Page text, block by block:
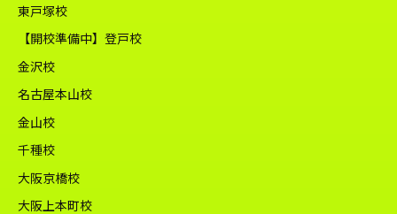
東戸塚校
【開校準備中】登戸校
金沢校
名古屋本山校
金山校
千種校
大阪京橋校
大阪上本町校